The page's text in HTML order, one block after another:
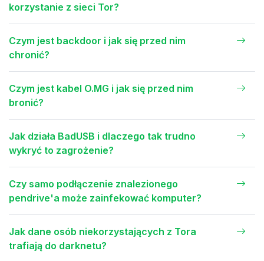
korzystanie z sieci Tor?
Czym jest backdoor i jak się przed nim
chronić?
Czym jest kabel O.MG i jak się przed nim
bronić?
Jak działa BadUSB i dlaczego tak trudno
wykryć to zagrożenie?
Czy samo podłączenie znalezionego
pendrive'a może zainfekować komputer?
Jak dane osób niekorzystających z Tora
trafiają do darknetu?